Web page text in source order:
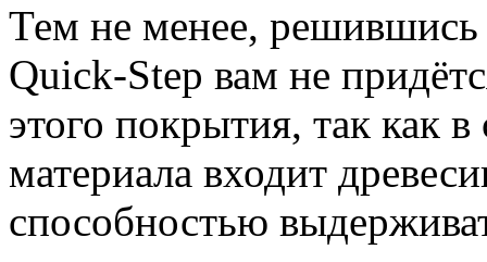
Тем не менее, решившись
Quick-Step вам не
этого покрытия, так как в
материала входит
способностью